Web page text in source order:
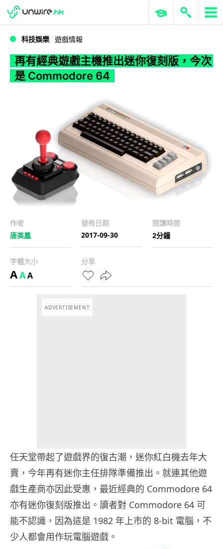
WWDC 2026 ERP 與商業 AI
科技娛樂 遊戲情報
再有經典遊戲主機推出迷你復刻版，今次
是 Commodore 64
作者
唐美鳳
發佈日期
2017-09-30
閱讀時間
2分鐘
字體大小
AAA
分享
ADVERTISEMENT
任天堂帶起了遊戲界的復古潮，迷你紅白機去年大
賣，今年再有迷你主任排隊準備推出。就連其他遊
戲生產商亦因此受惠，最近經典的 Commodore 64
亦有迷你復刻版推出。讀者對 Commodore 64 可
能不認識，因為這是 1982 年上市的 8-bit 電腦，不
少人都會用作玩電腦遊戲。